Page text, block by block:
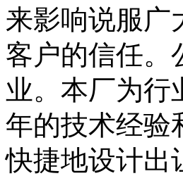
来影响说服广
客户的信任。
业。本厂为行
年的技术经验
快捷地设计出